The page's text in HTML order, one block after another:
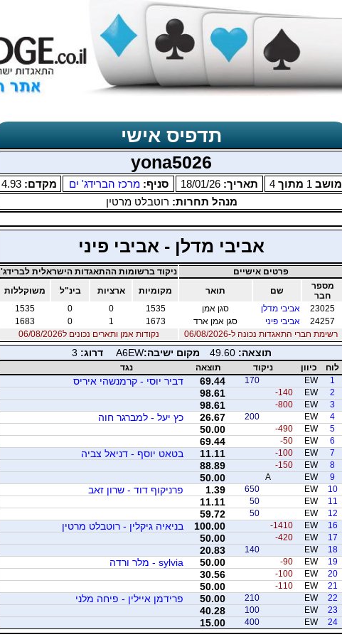
תדפיס אישי
yona5026
מושב 1 מתוך4 תאריך: 18/01/26 סניף:מרכז הברידג' ים מקדם:4.93
מנהל תחרות: רוטבלט מרטין
אביבי מדלן - אביבי פיני
פרטים אישיים
ניקוד ברשומות ההתאגדות הישראלית לברידג'
מספר
חבר
שם תואר מקומיות ארציות בינ"ל
משוקללות
23025
אביבי מדלן סגן אמן 1535
0
0
1535
24257
אביבי פיני סגן אמן ארד 1673
1
0
1683
רשימת חברי התאגדות נכונה ל-06/08/2026
נקודות אמן ותארים נכונים ל06/08/2026
תוצאה:49.60 מקום ישיבה:A6EW דרוג: 3
לוח כיוון ניקוד תוצאה
נגד
1
EW
170
69.44 דביר יוסי - קרמנשהי איריס
2
EW
-140
98.61
3
EW
-800
98.61
4
EW
200
26.67 כץ יעל - למברגר חוה
5
EW
-490
50.00
6
EW
-50
69.44
7
EW
-100
11.11 בטאט יוסף - דניאל צביה
8
EW
-150
88.89
9
EW
A
50.00
10
EW
650
1.39 פרניקוף דוד - שרון זאב
11
EW
50
11.11
12
EW
50
59.72
16
EW
-1410
100.00 בניאיה גיקלין - רוטבלט מרטין
17
EW
-420
50.00
18
EW
140
20.83
19
EW
-90
50.00 sylvia - מלר ורדה
20
EW
-100
30.56
21
EW
-110
50.00
22
EW
210
50.00 פרידמן איילין - פיחה מלני
23
EW
100
40.28
24
EW
400
15.00